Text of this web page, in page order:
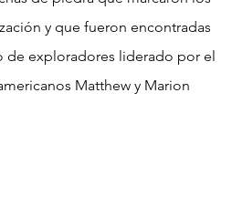
y que fueron encontradas
de exploradores liderado por el
Matthew y Marion